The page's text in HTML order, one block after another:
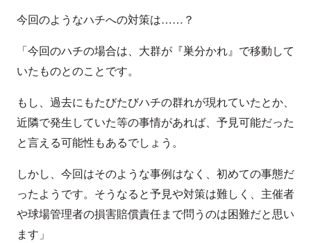
今回のようなハチへの対策は……？
「今回のハチの場合は、大群が『巣分かれ』で移動して
いたものとのことです。
もし、過去にもたびたびハチの群れが現れていたとか、
近隣で発生していた等の事情があれば、予見可能だった
と言える可能性もあるでしょう。
しかし、今回はそのような事例はなく、初めての事態だ
ったようです。そうなると予見や対策は難しく、主催者
や球場管理者の損害賠償責任まで問うのは困難だと思い
ます」